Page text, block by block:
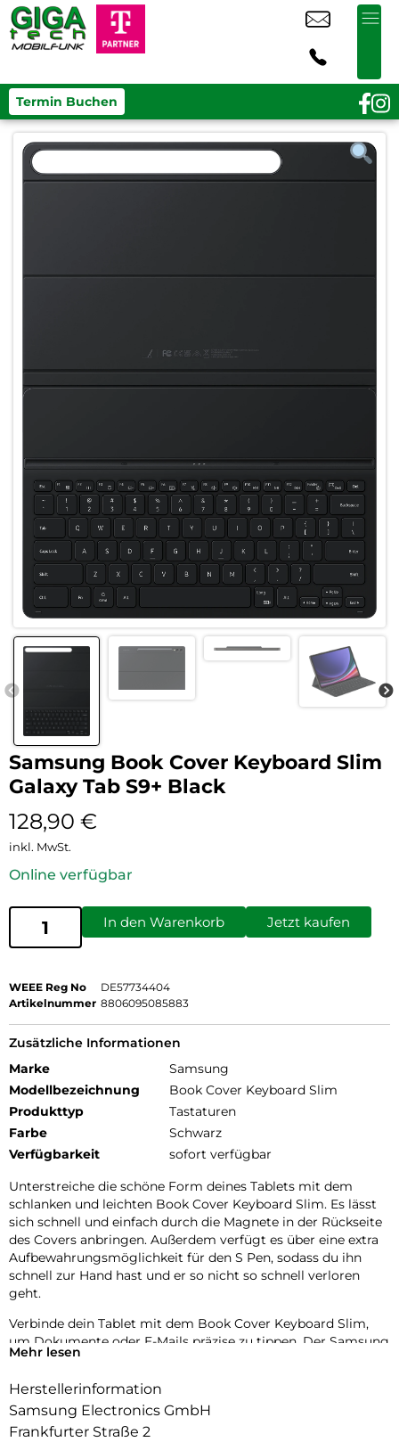
Termin Buchen
Samsung Book Cover Keyboard Slim
Galaxy Tab S9+ Black
128,90 €
inkl. MwSt.
Online verfügbar
In den Warenkorb Jetzt kaufen
WEEE Reg No
DE57734404
Artikelnummer 8806095085883
Zusätzliche Informationen
Marke
Samsung
Modellbezeichnung
Book Cover Keyboard Slim
Produkttyp
Tastaturen
Farbe
Schwarz
Verfügbarkeit
sofort verfügbar
Unterstreiche die schöne Form deines Tablets mit dem
schlanken und leichten Book Cover Keyboard Slim. Es lässt
sich schnell und einfach durch die Magnete in der Rückseite
des Covers anbringen. Außerdem verfügt es über eine extra
Aufbewahrungsmöglichkeit für den S Pen, sodass du ihn
schnell zur Hand hast und er so nicht so schnell verloren
geht.
Verbinde dein Tablet mit dem Book Cover Keyboard Slim,
um Dokumente oder E-Mails präzise zu tippen. Der Samsung
DeX-Modus sorgt dabei für ein PC-ähnliches Erlebnis auf
Mit Wireless Keyboard Sharing kannst du dich ganz einfach
mit deinen anderen Galaxy Geräten verbinden und
Mehr lesen
Herstellerinformation
Samsung Electronics GmbH
Frankfurter Straße 2